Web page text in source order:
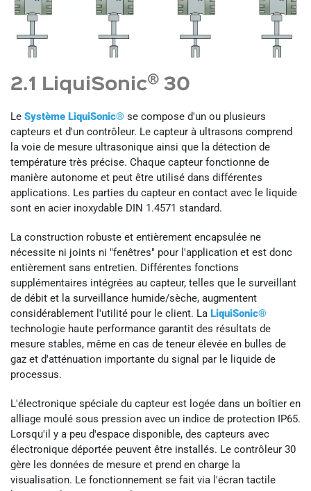
2.1 LiquiSonic® 30
Le Système LiquiSonic® se compose d'un ou plusieurs
capteurs et d'un contrôleur. Le capteur à ultrasons comprend
la voie de mesure ultrasonique ainsi que la détection de
température très précise. Chaque capteur fonctionne de
manière autonome et peut être utilisé dans différentes
applications. Les parties du capteur en contact avec le liquide
sont en acier inoxydable DIN 1.4571 standard.
La construction robuste et entièrement encapsulée ne
nécessite ni joints ni "fenêtres" pour l'application et est donc
entièrement sans entretien. Différentes fonctions
supplémentaires intégrées au capteur, telles que le surveillant
de débit et la surveillance humide/sèche, augmentent
considérablement l'utilité pour le client. La LiquiSonic®
technologie haute performance garantit des résultats de
mesure stables, même en cas de teneur élevée en bulles de
gaz et d'atténuation importante du signal par le liquide de
processus.
L'électronique spéciale du capteur est logée dans un boîtier en
alliage moulé sous pression avec un indice de protection IP65.
Lorsqu'il y a peu d'espace disponible, des capteurs avec
électronique déportée peuvent être installés. Le contrôleur 30
gère les données de mesure et prend en charge la
visualisation. Le fonctionnement se fait via l'écran tactile